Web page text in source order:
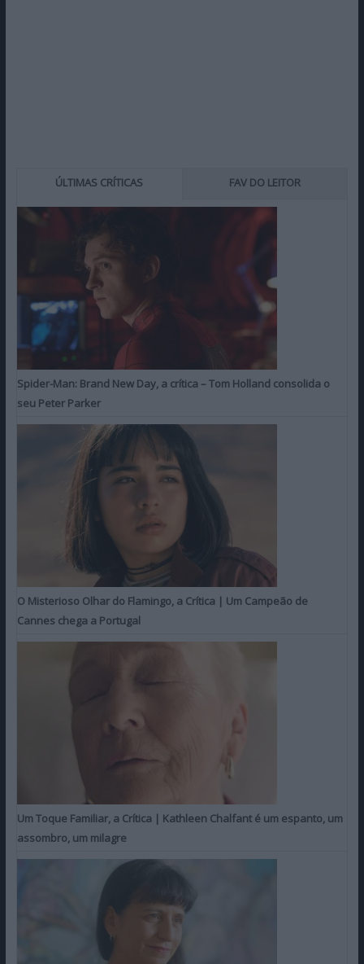
ÚLTIMAS CRÍTICAS FAV DO LEITOR
Spider-Man: Brand New Day, a crítica – Tom Holland consolida o
seu Peter Parker
O Misterioso Olhar do Flamingo, a Crítica | Um Campeão de
Cannes chega a Portugal
Um Toque Familiar, a Crítica | Kathleen Chalfant é um espanto, um
assombro, um milagre